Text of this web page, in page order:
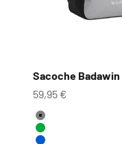
Sacoche Badawin
Prix de vente
59,95 €
Couleur
Gris
Vert